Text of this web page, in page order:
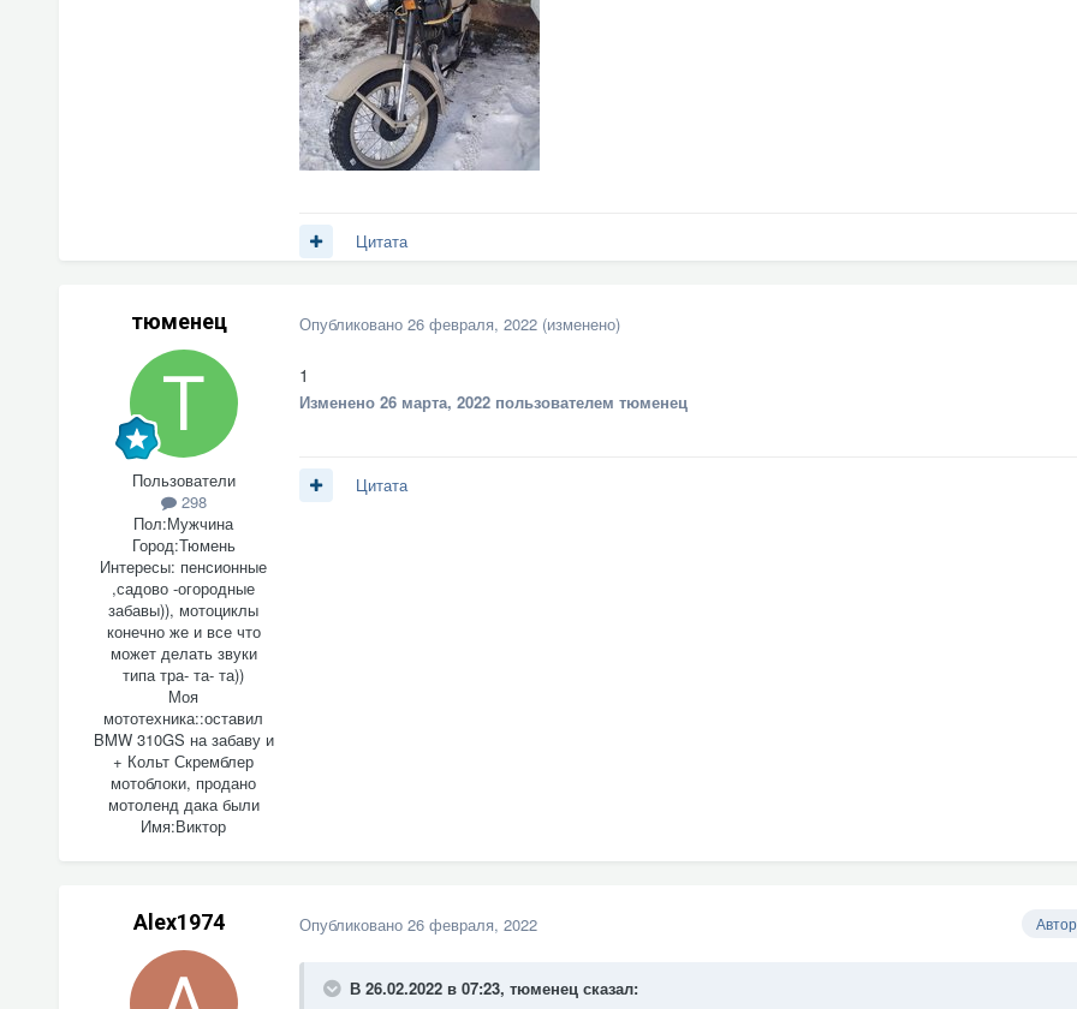
Цитата
тюменец
Пользователи
298
Пол:Мужчина
Город:Тюмень
Интересы: пенсионные
,садово -огородные
забавы)), мотоциклы
конечно же и все что
может делать звуки
типа тра- та- та))
Моя
мототехника::оставил
BMW 310GS на забаву и
+ Кольт Скремблер
мотоблоки, продано
мотоленд дака были
Имя:Виктор
Опубликовано 26 февраля, 2022 (изменено)
1
Изменено 26 марта, 2022пользователем тюменец
Цитата
Alex1974 Автор
Опубликовано 26 февраля, 2022
В 26.02.2022 в 07:23, тюменецсказал: